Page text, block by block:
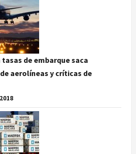
tasas de embarque saca
aerolíneas y críticas de